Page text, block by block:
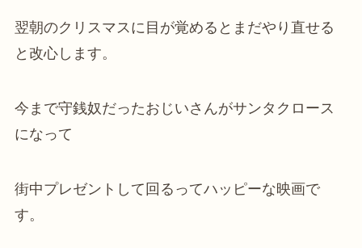
翌朝のクリスマスに目が覚めるとまだやり直せる
と改心します。
今まで守銭奴だったおじいさんがサンタクロース
になって
街中プレゼントして回るってハッピーな映画で
す。